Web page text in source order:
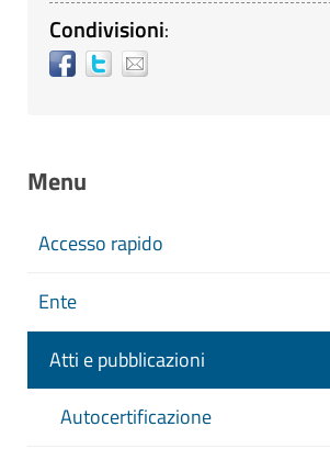
Condivisioni:
Menu
Accesso rapido
Ente
Atti e pubblicazioni
Autocertificazione